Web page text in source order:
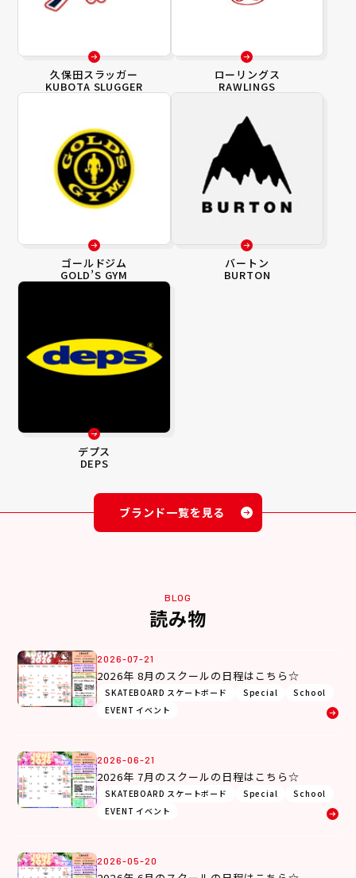
久保田スラッガー
KUBOTA SLUGGER
ローリングス
RAWLINGS
ゴールドジム
GOLD’S GYM
バートン
BURTON
デプス
DEPS
ブランド一覧を見る
BLOG
読み物
2026-07-21
2026年 8月のスクールの日程はこちら☆
SKATEBOARD スケートボード Special
School
EVENT イベント
2026-06-21
2026年 7月のスクールの日程はこちら☆
SKATEBOARD スケートボード Special
School
EVENT イベント
2026-05-20